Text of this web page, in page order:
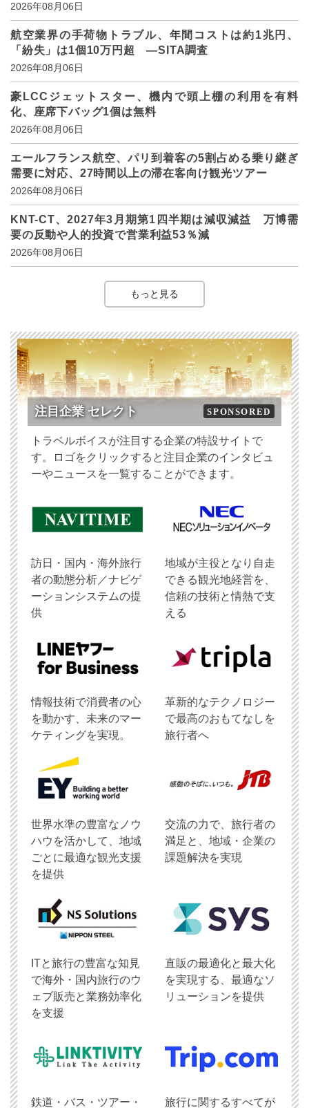
2026年08月06日
航空業界の手荷物トラブル、年間コストは約1兆円、
「紛失」は1個10万円超 ―SITA調査
2026年08月06日
豪LCCジェットスター、機内で頭上棚の利用を有料
化、座席下バッグ1個は無料
2026年08月06日
エールフランス航空、パリ到着客の5割占める乗り継ぎ
需要に対応、27時間以上の滞在客向け観光ツアー
2026年08月06日
KNT-CT、2027年3月期第1四半期は減収減益 万博需
要の反動や人的投資で営業利益53％減
2026年08月06日
もっと見る
注目企業 セレクト SPONSORED
トラベルボイスが注目する企業の特設サイトで
す。ロゴをクリックすると注目企業のインタビュ
ーやニュースを一覧することができます。
訪日・国内・海外旅行
者の動態分析／ナビゲ
ーションシステムの提
供
地域が主役となり自走
できる観光地経営を、
信頼の技術と情熱で支
える
情報技術で消費者の心
を動かす、未来のマー
ケティングを実現。
革新的なテクノロジー
で最高のおもてなしを
旅行者へ
世界水準の豊富なノウ
ハウを活かして、地域
ごとに最適な観光支援
を提供
交流の力で、旅行者の
満足と、地域・企業の
課題解決を実現
ITと旅行の豊富な知見
で海外・国内旅行のウ
ェブ販売と業務効率化
を支援
直販の最適化と最大化
を実現する、最適なソ
リューションを提供
鉄道・バス・ツアー・ 旅行に関するすべてが